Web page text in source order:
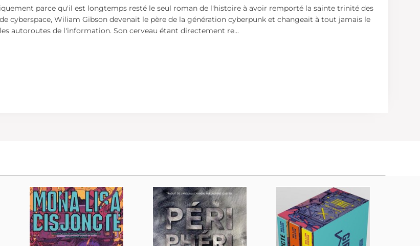
parce qu'il est longtemps resté le seul roman de l'histoire à avoir remporté la sainte trinité des
cyberspace, Wiliam Gibson devenait le père de la génération cyberpunk et changeait à tout jamais le
autoroutes de l'information. Son cerveau étant directement re...